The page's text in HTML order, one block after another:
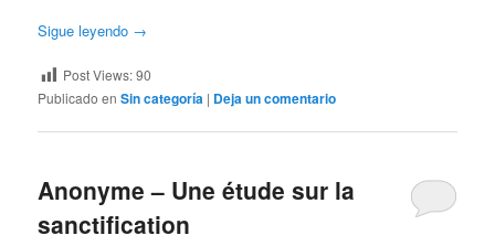
Sigue leyendo →
Post Views:90
Publicado en Sin categoría | Deja un comentario
Anonyme – Une étude sur la
sanctification